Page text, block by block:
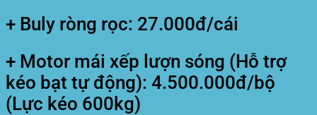
+ Buly ròng rọc: 27.000đ/cái
+ Motor mái xếp lượn sóng (Hỗ trợ
kéo bạt tự động): 4.500.000đ/bộ
(Lực kéo 600kg)